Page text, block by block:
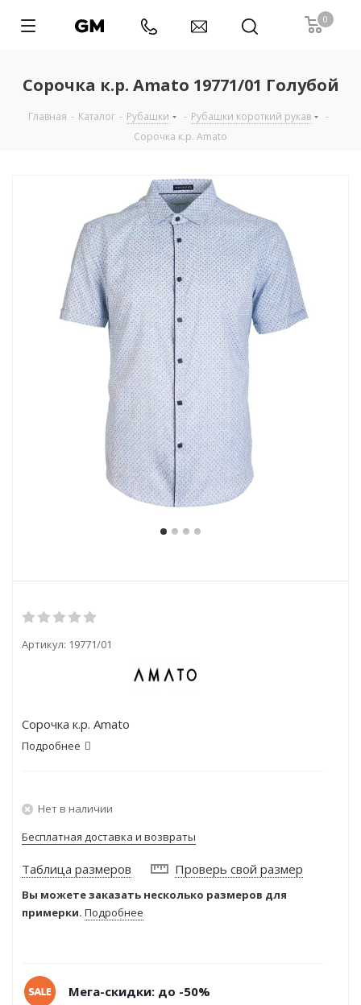
0
Сорочка к.р. Amato 19771/01 Голубой
Главная - Каталог - Рубашки - Рубашки короткий рукав
-
Сорочка к.р. Amato
Артикул: 19771/01
Сорочка к.р. Amato
Подробнее
Нет в наличии
Бесплатная доставка и возвраты
Таблица размеров Проверь свой размер
Вы можете заказать несколько размеров для
примерки. Подробнее
Мега-скидки: до -50%